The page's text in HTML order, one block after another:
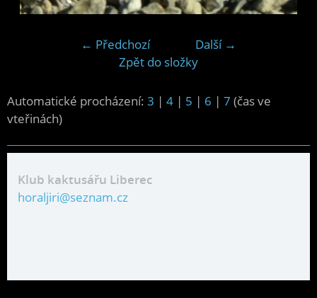
← Předchozí
Další →
Zpět do složky
Automatické procházení: 3 | 4 | 5 | 6 | 7 (čas ve
vteřinách)
Klub kaktusářu Liberec
horaljiri@seznam.cz